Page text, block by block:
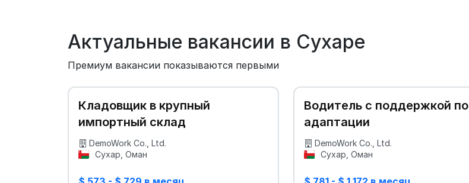
Актуальные вакансии в Сухаре
Премиум вакансии показываются первыми
Кладовщик в крупный
импортный склад
DemoWork Co., Ltd.
Сухар, Оман
Водитель с поддержкой по
адаптации
DemoWork Co., Ltd.
Сухар, Оман